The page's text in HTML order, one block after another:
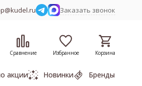
Заказать звонок
Сравнение Избранное Корзина
акции Новинки Бренды